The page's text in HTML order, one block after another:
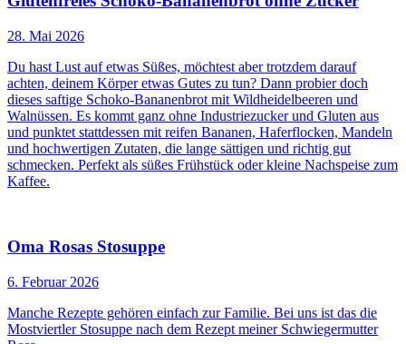
28. Mai 2026
Du hast Lust auf etwas Süßes, möchtest aber trotzdem darauf
achten, deinem Körper etwas Gutes zu tun? Dann probier doch
dieses saftige Schoko-Bananenbrot mit Wildheidelbeeren und
Walnüssen. Es kommt ganz ohne Industriezucker und Gluten aus
und punktet stattdessen mit reifen Bananen, Haferflocken, Mandeln
und hochwertigen Zutaten, die lange sättigen und richtig gut
schmecken. Perfekt als süßes Frühstück oder kleine Nachspeise zum
Kaffee.
Oma Rosas Stosuppe
6. Februar 2026
Manche Rezepte gehören einfach zur Familie. Bei uns ist das die
Mostviertler Stosuppe nach dem Rezept meiner Schwiegermutter